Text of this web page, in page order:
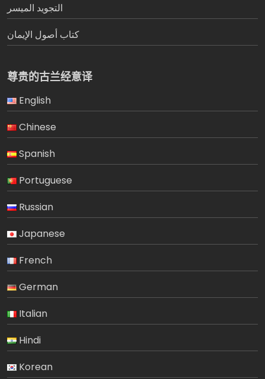
التجويد الميسر
كتاب أصول الإيمان
尊贵的古兰经意译
English
Chinese
Spanish
Portuguese
Russian
Japanese
French
German
Italian
Hindi
Korean